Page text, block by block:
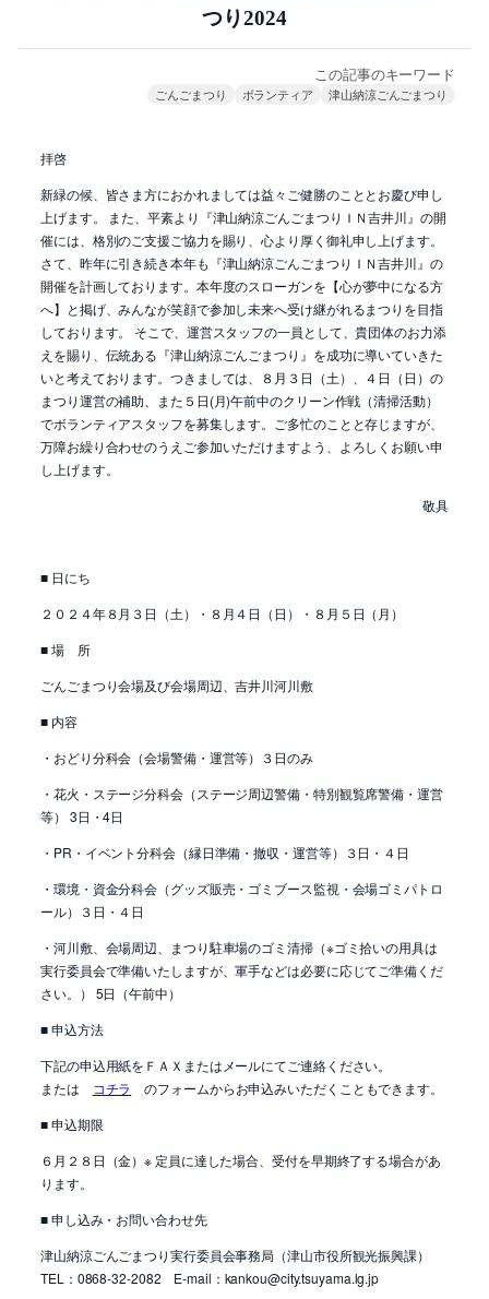
つり2024
この記事のキーワード
ごんごまつり ボランティア 津山納涼ごんごまつり
拝啓
新緑の候、皆さま方におかれましては益々ご健勝のこととお慶び申し
上げます。 また、平素より『津山納涼ごんごまつりＩＮ吉井川』の開
催には、格別のご支援ご協力を賜り、心より厚く御礼申し上げます。
さて、昨年に引き続き本年も『津山納涼ごんごまつりＩＮ吉井川』の
開催を計画しております。本年度のスローガンを【心が夢中になる方
へ】と掲げ、みんなが笑顔で参加し未来へ受け継がれるまつりを目指
しております。 そこで、運営スタッフの一員として、貴団体のお力添
えを賜り、伝統ある『津山納涼ごんごまつり』を成功に導いていきた
いと考えております。つきましては、８月３日（土）、４日（日）の
まつり運営の補助、また５日(月)午前中のクリーン作戦（清掃活動）
でボランティアスタッフを募集します。ご多忙のことと存じますが、
万障お繰り合わせのうえご参加いただけますよう、よろしくお願い申
し上げます。
敬具
■ 日にち
２０２４年８月３日（土）・８月４日（日）・８月５日（月）
■ 場 所
ごんごまつり会場及び会場周辺、吉井川河川敷
■ 内容
・おどり分科会（会場警備・運営等）３日のみ
・花火・ステージ分科会（ステージ周辺警備・特別観覧席警備・運営
等） 3日・4日
・PR・イベント分科会（縁日準備・撤収・運営等）３日・４日
・環境・資金分科会（グッズ販売・ゴミブース監視・会場ゴミパトロ
ール）３日・４日
・河川敷、会場周辺、まつり駐車場のゴミ清掃（※ゴミ拾いの用具は
実行委員会で準備いたしますが、軍手などは必要に応じてご準備くだ
さい。） 5日（午前中）
■ 申込方法
下記の申込用紙をＦＡＸまたはメールにてご連絡ください。
または
コチラ
のフォームからお申込みいただくこともできます。
■ 申込期限
６月２８日（金）※ 定員に達した場合、受付を早期終了する場合があ
ります。
■ 申し込み・お問い合わせ先
津山納涼ごんごまつり実行委員会事務局（津山市役所観光振興課）
TEL：0868-32-2082 E-mail：kankou@city.tsuyama.lg.jp